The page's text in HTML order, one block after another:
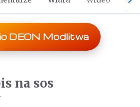
DEON Modlitwa
na sos